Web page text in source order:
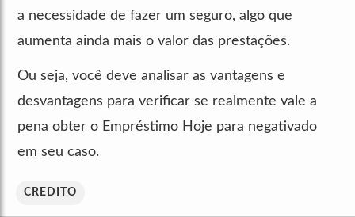
a necessidade de fazer um seguro, algo que
aumenta ainda mais o valor das prestações.
Ou seja, você deve analisar as vantagens e
desvantagens para verificar se realmente vale a
pena obter o Empréstimo Hoje para negativado
em seu caso.
CREDITO